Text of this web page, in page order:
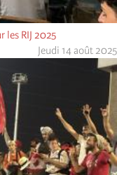
les RIJ 2025
Jeudi 14 août 2025